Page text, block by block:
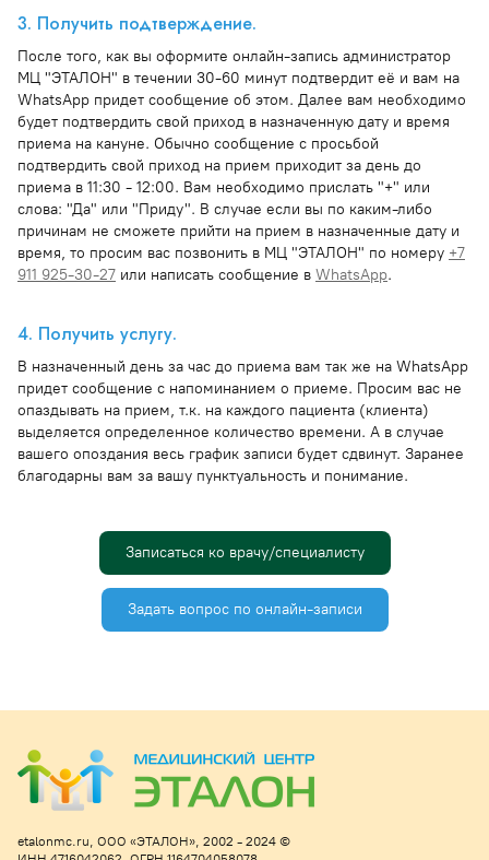
3. Получить подтверждение.
После того, как вы оформите онлайн-запись администратор
МЦ "ЭТАЛОН" в течении 30-60 минут подтвердит её и вам на
WhatsApp придет сообщение об этом. Далее вам необходимо
будет подтвердить свой приход в назначенную дату и время
приема на кануне. Обычно сообщение с просьбой
подтвердить свой приход на прием приходит за день до
приема в 11:30 - 12:00. Вам необходимо прислать "+" или
слова: "Да" или "Приду". В случае если вы по каким-либо
причинам не сможете прийти на прием в назначенные дату и
время, то просим вас позвонить в МЦ "ЭТАЛОН" по номеру +7
911 925-30-27 или написать сообщение в WhatsApp.
4. Получить услугу.
В назначенный день за час до приема вам так же на WhatsApp
придет сообщение с напоминанием о приеме. Просим вас не
опаздывать на прием, т.к. на каждого пациента (клиента)
выделяется определенное количество времени. А в случае
вашего опоздания весь график записи будет сдвинут. Заранее
благодарны вам за вашу пунктуальность и понимание.
Записаться ко врачу/специалисту
Задать вопрос по онлайн-записи
etalonmc.ru, ООО «ЭТАЛОН», 2002 - 2024 ©